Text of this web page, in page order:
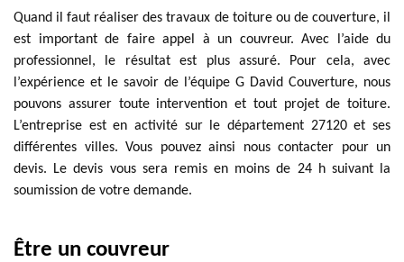
Quand il faut réaliser des travaux de toiture ou de couverture, il
est important de faire appel à un couvreur. Avec l’aide du
professionnel, le résultat est plus assuré. Pour cela, avec
l’expérience et le savoir de l’équipe G David Couverture, nous
pouvons assurer toute intervention et tout projet de toiture.
L’entreprise est en activité sur le département 27120 et ses
différentes villes. Vous pouvez ainsi nous contacter pour un
devis. Le devis vous sera remis en moins de 24 h suivant la
soumission de votre demande.
Être un couvreur